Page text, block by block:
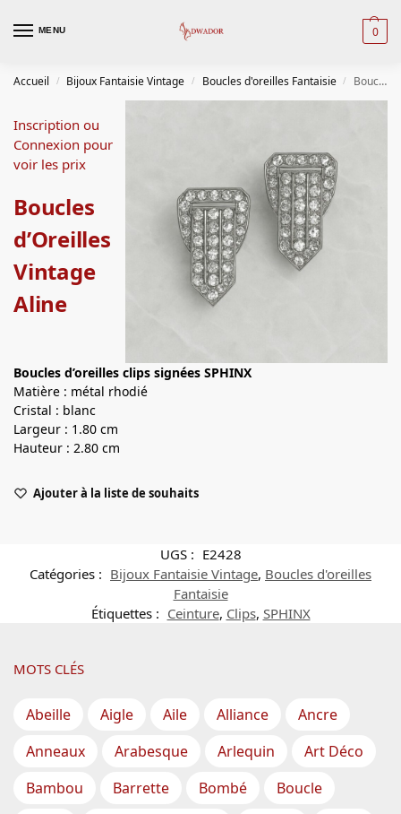
MENU 0
Accueil / Bijoux Fantaisie Vintage / Boucles d'oreilles Fantaisie / Boucles d’Oreilles Vintage Aline
Inscription ou
Connexion pour
voir les prix
Boucles
d’Oreilles
Vintage
Aline
Boucles d’oreilles clips signées SPHINX
Matière : métal rhodié
Cristal : blanc
Largeur : 1.80 cm
Hauteur : 2.80 cm
Ajouter à la liste de souhaits
UGS : E2428
Catégories : Bijoux Fantaisie Vintage, Boucles d'oreilles
Fantaisie
Étiquettes : Ceinture, Clips, SPHINX
MOTS CLÉS
Abeille Aigle Aile Alliance
Ancre
Anneaux
Arabesque Arlequin
Art Déco
Bambou
Barrette Bombé
Boucle